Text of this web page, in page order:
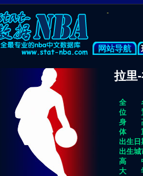
-
网站导航
拉里
全
位
身
体
出生日
出生城
高
大